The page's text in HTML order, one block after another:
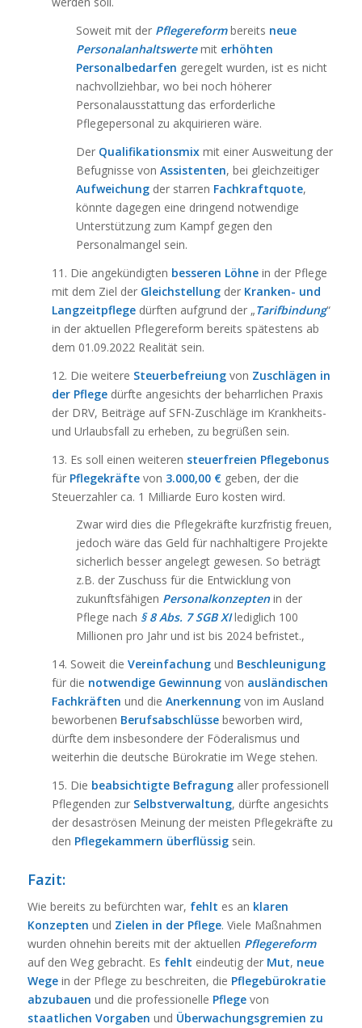
Soweit mit der Pflegereform bereits neue
Personalanhaltswertemit erhöhten
Personalbedarfen geregelt wurden, ist es nicht
nachvollziehbar, wo bei noch höherer
Personalausstattung das erforderliche
Pflegepersonal zu akquirieren wäre.
Der Qualifikationsmixmit einer Ausweitung der
Befugnisse von Assistenten, bei gleichzeitiger
Aufweichungder starren Fachkraftquote,
könnte dagegen eine dringend notwendige
Unterstützung zum Kampf gegen den
Personalmangel sein.
11. Die angekündigten besseren Löhnein der Pflege
mit dem Ziel der GleichstellungderKranken- und
Langzeitpflegedürften aufgrund der „Tarifbindung“
in der aktuellen Pflegereform bereits spätestens ab
dem 01.09.2022 Realität sein.
12. Die weitere Steuerbefreiungvon Zuschlägen in
der Pflegedürfte angesichts der beharrlichen Praxis
der DRV, Beiträge auf SFN-Zuschläge im Krankheits-
und Urlaubsfall zu erheben, zu begrüßen sein.
13. Es soll einen weiteren steuerfreien Pflegebonus
für Pflegekräftevon 3.000,00 € geben, der die
Steuerzahler ca. 1 Milliarde Euro kosten wird.
Zwar wird dies die Pflegekräfte kurzfristig freuen,
jedoch wäre das Geld für nachhaltigere Projekte
sicherlich besser angelegt gewesen. So beträgt
z.B. der Zuschuss für die Entwicklung von
zukunftsfähigen Personalkonzeptenin der
Pflege nach § 8 Abs. 7 SGB XIlediglich 100
Millionen pro Jahr und ist bis 2024 befristet.,
14. Soweit die Vereinfachungund Beschleunigung
für die notwendige Gewinnungvon ausländischen
Fachkräften und die Anerkennungvon im Ausland
beworbenen Berufsabschlüssebeworben wird,
dürfte dem insbesondere der Föderalismus und
weiterhin die deutsche Bürokratie im Wege stehen.
15. Die beabsichtigte Befragungaller professionell
Pflegenden zur Selbstverwaltung, dürfte angesichts
der desaströsen Meinung der meisten Pflegekräfte zu
den Pflegekammern überflüssigsein.
Fazit:
Wie bereits zu befürchten war, fehlt es an klaren
Konzepten und Zielen in der Pflege. Viele Maßnahmen
wurden ohnehin bereits mit der aktuellen Pflegereform
auf den Weg gebracht. Es fehlt eindeutig der Mut, neue
Wegein der Pflege zu beschreiten, die Pflegebürokratie
abzubauen und die professionelle Pflegevon
staatlichen Vorgaben und Überwachungsgremien zu